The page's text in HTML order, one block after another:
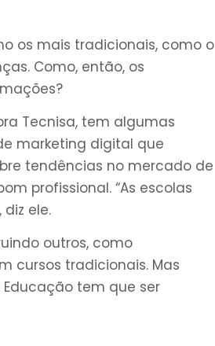
os mais tradicionais, como o
Como, então, os
Tecnisa, tem algumas
marketing digital que
tendências no mercado de
profissional. “As escolas
ele.
outros, como
cursos tradicionais. Mas
tem que ser